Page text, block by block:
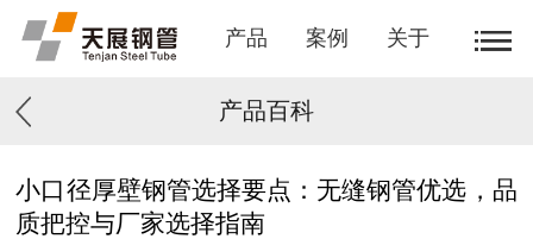
产品 案例 关于
产品百科
小口径厚壁钢管选择要点：无缝钢管优选，品
质把控与厂家选择指南